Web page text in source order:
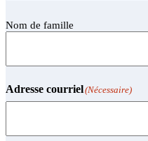
Nom
de
Nom de famille
Adresse courriel(Nécessaire)